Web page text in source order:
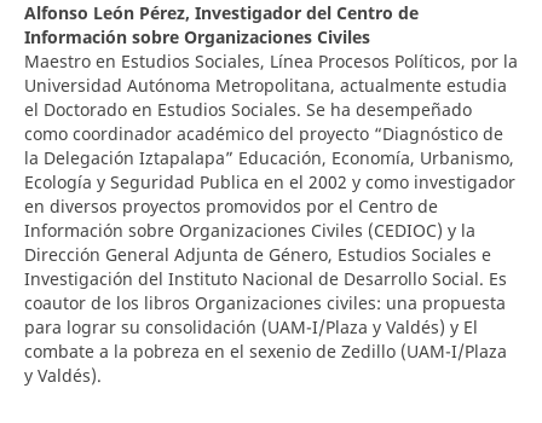
Alfonso León Pérez, Investigador del Centro de
Información sobre Organizaciones Civiles
Maestro en Estudios Sociales, Línea Procesos Políticos, por la
Universidad Autónoma Metropolitana, actualmente estudia
el Doctorado en Estudios Sociales. Se ha desempeñado
como coordinador académico del proyecto “Diagnóstico de
la Delegación Iztapalapa” Educación, Economía, Urbanismo,
Ecología y Seguridad Publica en el 2002 y como investigador
en diversos proyectos promovidos por el Centro de
Información sobre Organizaciones Civiles (CEDIOC) y la
Dirección General Adjunta de Género, Estudios Sociales e
Investigación del Instituto Nacional de Desarrollo Social. Es
coautor de los libros Organizaciones civiles: una propuesta
para lograr su consolidación (UAM-I/Plaza y Valdés) y El
combate a la pobreza en el sexenio de Zedillo (UAM-I/Plaza
y Valdés).